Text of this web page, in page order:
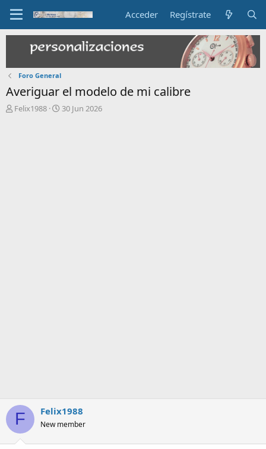
Acceder Regístrate
Foro General
Averiguar el modelo de mi calibre
IFelix1988
F
30 Jun 2026
F Felix1988
New member